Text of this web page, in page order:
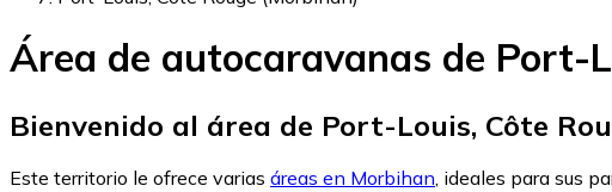
Área de autocaravanas de Port-
Bienvenido al área de Port-Louis, Côte
Este territorio le ofrece varias áreas en Morbihan, ideales para sus